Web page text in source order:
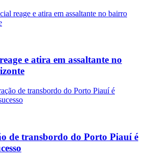
e atira em assaltante no
de transbordo do Porto Piauí é